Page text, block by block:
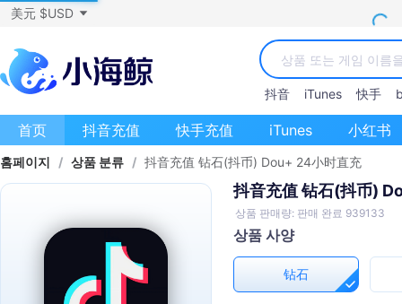
美元 $USD
抖音 iTunes 快手
首页 抖音充值 快手充值 iTunes 小红书
홈페이지 / 상품 분류 / 抖音充值 钻石(抖币) Dou+ 24小时直充
抖音充值 钻石(抖币)
상품 판매량: 판매 완료 939133
상품 사양
钻石